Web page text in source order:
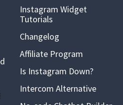
Instagram Widget
Tutorials
Changelog
Affiliate Program
Is Instagram Down?
Intercom Alternative